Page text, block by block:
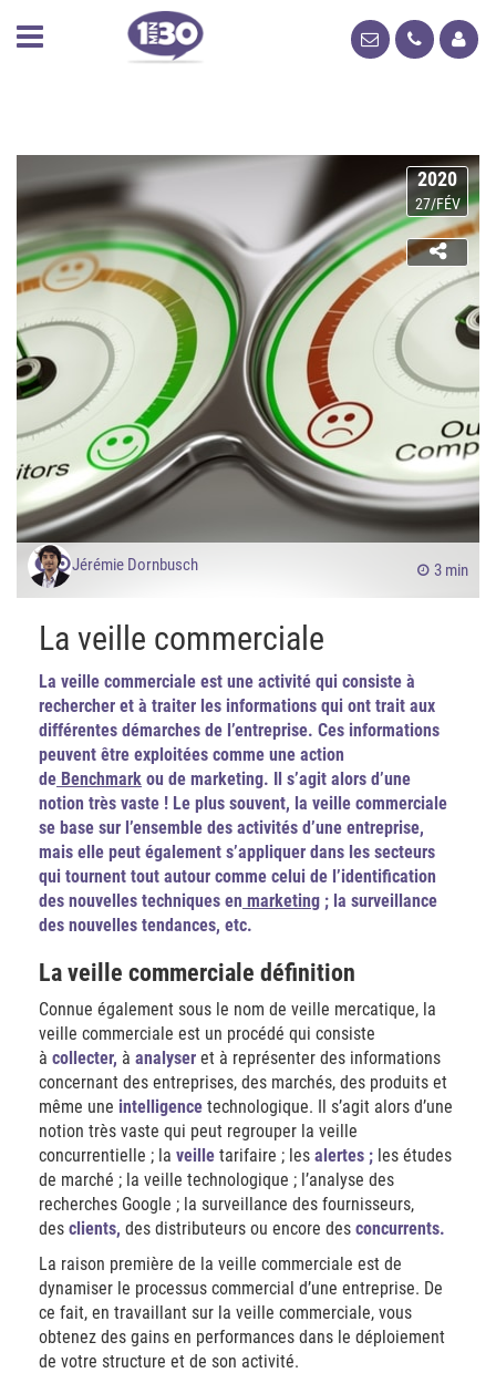
2020
27/FÉV
Jérémie Dornbusch 3 min
La veille commerciale
La veille commerciale est une activité qui consiste à
rechercher et à traiter les informations qui ont trait aux
différentes démarches de l’entreprise. Ces informations
peuvent être exploitées comme une action
de Benchmark ou de marketing. Il s’agit alors d’une
notion très vaste ! Le plus souvent, la veille commerciale
se base sur l’ensemble des activités d’une entreprise,
mais elle peut également s’appliquer dans les secteurs
qui tournent tout autour comme celui de l’identification
des nouvelles techniques en marketing ; la surveillance
des nouvelles tendances, etc.
La veille commerciale définition
Connue également sous le nom de veille mercatique, la
veille commerciale est un procédé qui consiste
à collecter, à analyser et à représenter des informations
concernant des entreprises, des marchés, des produits et
même une intelligence technologique. Il s’agit alors d’une
notion très vaste qui peut regrouper la veille
concurrentielle ; la veille tarifaire ; les alertes ; les études
de marché ; la veille technologique ; l’analyse des
recherches Google ; la surveillance des fournisseurs,
des clients, des distributeurs ou encore des concurrents.
La raison première de la veille commerciale est de
dynamiser le processus commercial d’une entreprise. De
ce fait, en travaillant sur la veille commerciale, vous
obtenez des gains en performances dans le déploiement
de votre structure et de son activité.